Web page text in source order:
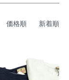
価格順 新着順